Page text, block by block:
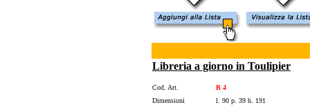
Libreria a giorno in Toulipier
Cod. Art.
R 4
Dimensioni
l. 90 p. 39 h. 191